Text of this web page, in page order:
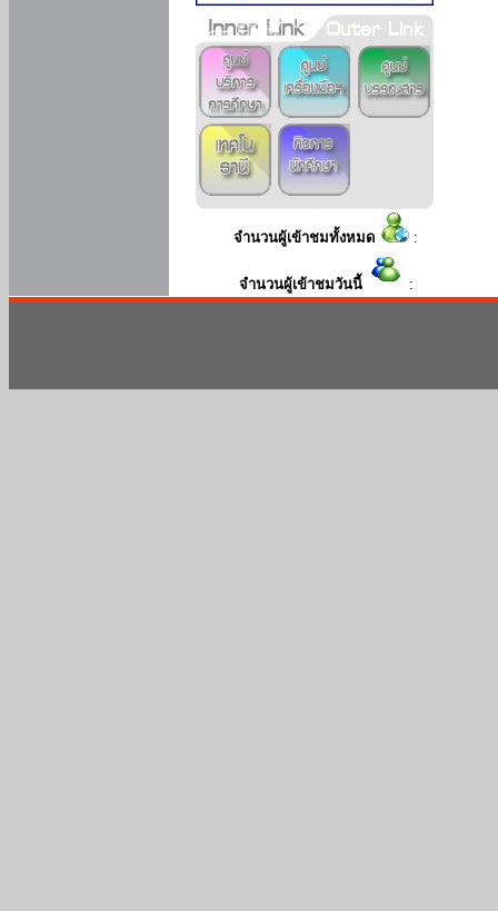
จำนวนผู้เข้าชมทั้งหมด :
จำนวนผู้เข้าชมวันนี้ :